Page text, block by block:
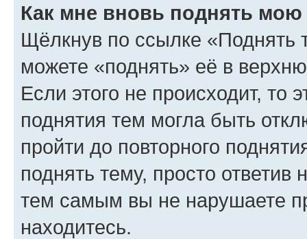
Как мне вновь поднять мою
Щёлкнув по ссылке «Поднять
можете «поднять» её в
Если этого не происходит, то
поднятия тем могла быть
пройти до повторного
поднять тему, просто ответив
тем самым вы не нарушаете
находитесь.